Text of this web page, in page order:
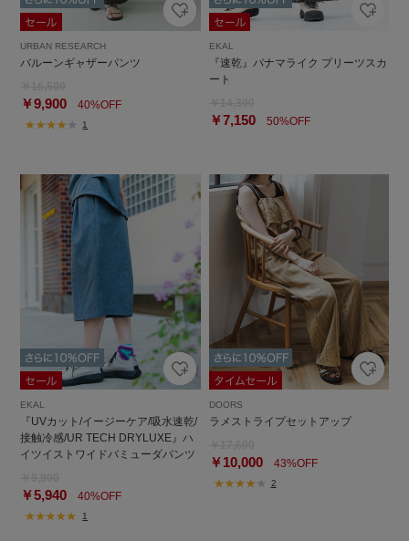
URBAN RESEARCH
バルーンギャザーパンツ
￥9,900 40%OFF
1
EKAL
『速乾』パナマライク プリーツスカ
ート
￥7,15050%OFF
EKAL
『UVカット/イージーケア/吸水速乾/
接触冷感/UR TECH DRYLUXE』ハ
イツイストワイドバミューダパンツ
￥5,940 40%OFF
1
DOORS
ラメストライプセットアップ
￥10,00043%OFF
2